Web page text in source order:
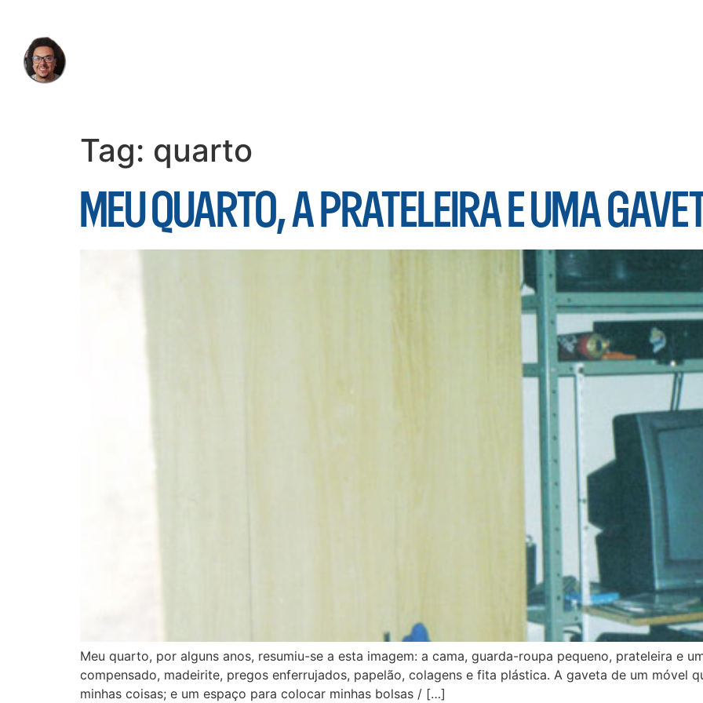
Tag: quarto
MEU QUARTO, A PRATELEIRA E UMA
Meu quarto, por alguns anos, resumiu-se a esta imagem: a cama, guarda-roupa pequeno, prateleira e
compensado, madeirite, pregos enferrujados, papelão, colagens e fita plástica. A gaveta de um móvel
minhas coisas; e um espaço para colocar minhas bolsas / […]